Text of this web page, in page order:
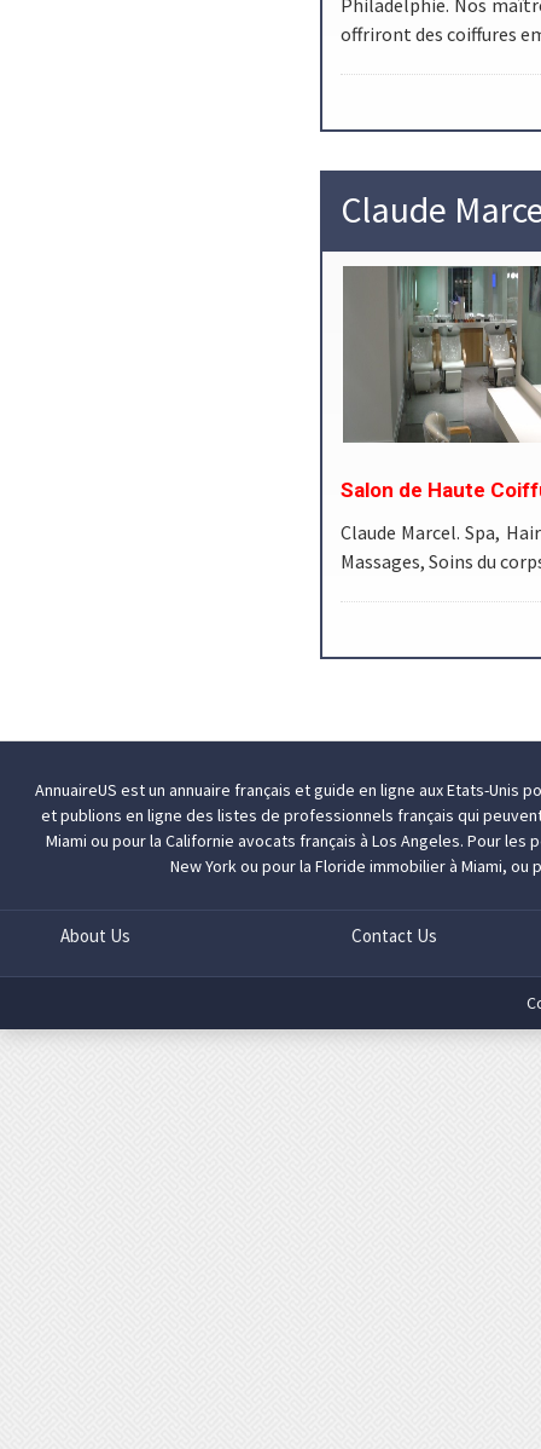
offriront des coiffures
Claude
Salon de Haute
Claude Marcel. Spa,
Massages, Soins du
AnnuaireUS est un annuaire français et guide en ligne aux Etats-Unis
et publions en ligne des listes de professionnels français qui
Miami ou pour la Californieavocats français à Los Angeles. Pour les
New Yorkou pour la Florideimmobilier à Miami, ou
About Us Contact Us